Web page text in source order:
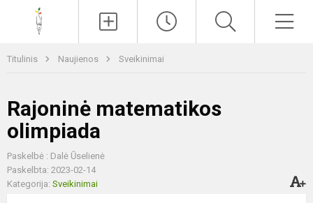
Titulinis Naujienos Sveikinimai
Rajoninė matematikos
olimpiada
Paskelbė : Dalė Ūselienė
Paskelbta: 2023-02-14
Kategorija: Sveikinimai